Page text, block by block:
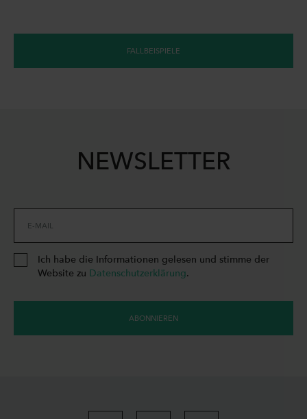
FALLBEISPIELE
NEWSLETTER
E-MAIL
Ich habe die Informationen gelesen und stimme der
Website zu Datenschutzerklärung.
ABONNIEREN